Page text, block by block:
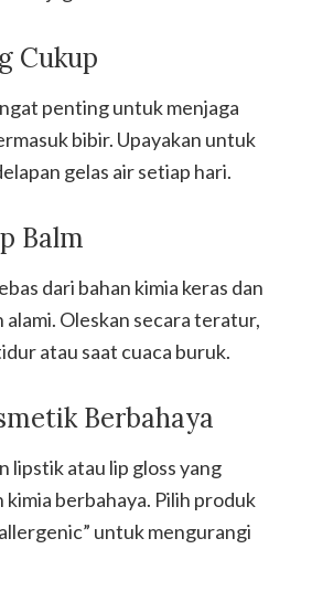
Cukup
penting untuk menjaga
bibir. Upayakan untuk
gelas air setiap hari.
Balm
dari bahan kimia keras dan
alami. Oleskan secara teratur,
atau saat cuaca buruk.
Berbahaya
lipstik atau lip gloss yang
kimia berbahaya. Pilih produk
untuk mengurangi